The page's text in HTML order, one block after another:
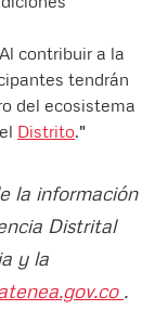
contribuir a la
tendrán
del ecosistema
Distrito."
la información
Distrital
y la
.